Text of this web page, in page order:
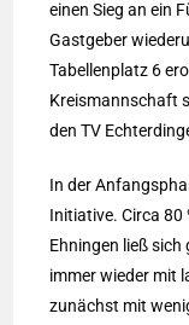
einen Sieg an ein
Gastgeber
Tabellenplatz 6
Kreismannschaft
den TV
In der
Initiative. Circa 80
Ehningen ließ
immer wieder mit
zunächst mit